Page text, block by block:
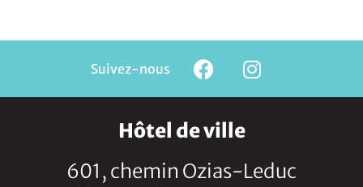
Suivez-nous
Hôtel de ville
601, chemin Ozias-Leduc